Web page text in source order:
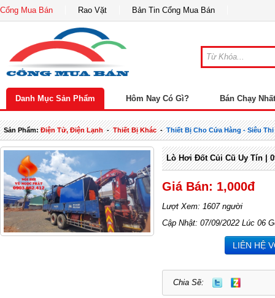
Cổng Mua Bán Rao Vặt Bản Tin Cổng Mua Bán
Danh Mục Sản Phẩm Hôm Nay Có Gì? Bán Chạy Nhất
Sản Phẩm:Điện Tử, Điện Lạnh-Thiết Bị Khác-Thiết Bị Cho Cửa Hàng - Siêu Thi
Lò Hơi Đốt Củi Cũ Uy Tín |
Giá Bán: 1,000đ
Lượt Xem: 1607 người
Cập Nhật: 07/09/2022 Lúc 06
LIÊN HỆ
Chia Sẽ: